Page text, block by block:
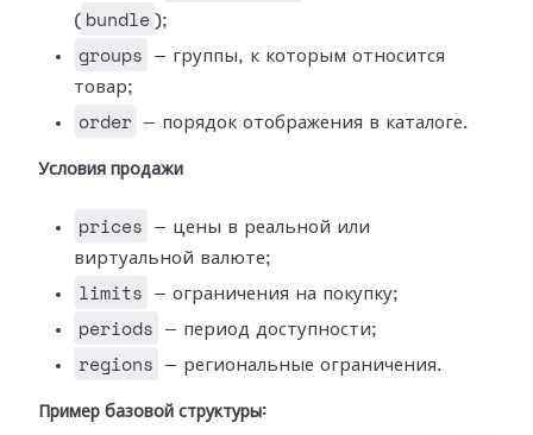
( bundle );
groups
— группы, к которым относится
товар;
order — порядок отображения в каталоге.
Условия продажи
prices
— цены в реальной или
виртуальной валюте;
limits — ограничения на покупку;
periods — период доступности;
regions — региональные ограничения.
Пример базовой структуры: